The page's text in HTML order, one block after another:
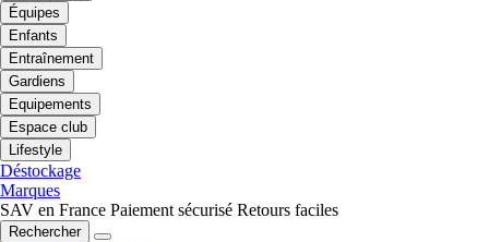
Équipes
Enfants
Entraînement
Gardiens
Equipements
Espace club
Lifestyle
Déstockage
Marques
SAV en France Paiement sécurisé Retours faciles
Rechercher